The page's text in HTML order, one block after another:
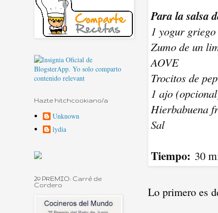
Para la salsa
1 yogur griego
Zumo de un
AOVE
Trocitos de
1 ajo
Hierbabuena
Sal
Tiempo: 30
Lo primero es
Hazte hitchcookiano/a
Unknown
lydia
2º PREMIO: Carré de
Cordero